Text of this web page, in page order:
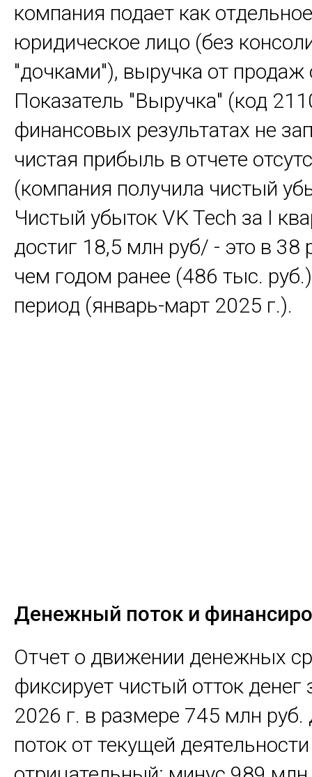
компания подает как отдельное
юридическое лицо (без
"дочками"), выручка от продаж
Показатель "Выручка" (код
финансовых результатах не
чистая прибыль в отчете
(компания получила чистый
Чистый убыток VK Tech за I
достиг 18,5 млн руб/ - это в 38
чем годом ранее (486 тыс.
период (январь-март 2025 г.).
Денежный поток и
Отчет о движении денежных
фиксирует чистый отток денег
2026 г. в размере 745 млн
поток от текущей деятельности